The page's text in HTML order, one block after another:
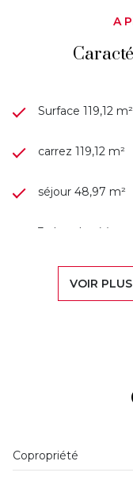
entretien des
ascenseurs, gardien,
Copropriété de 191 lots.
Honoraires inclus
Géorisques :
A
Surface 119,12 m²
carrez 119,12 m²
séjour 48,97 m²
3 chambre(s)
cuisine séparée
Chauffage
exposition Sud-
VOIR
Copropriété